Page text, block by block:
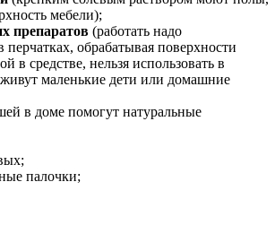
мебели);
препаратов (работать надо
перчатках, обрабатывая поверхности
в средстве, нельзя использовать в
маленькие дети или домашние
в доме помогут натуральные
палочки;